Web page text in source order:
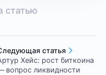
статью
статья
Хейс: рост биткоина
вопрос ликвидности